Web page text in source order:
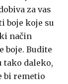
za vas
boje koje su
način
boje. Budite
tako daleko,
bi remetio